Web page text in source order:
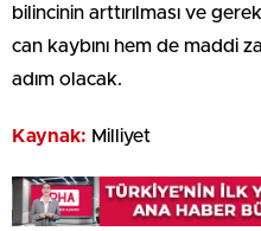
bilincinin arttırılması ve
can kaybını hem de maddi
adım olacak.
Kaynak: Milliyet